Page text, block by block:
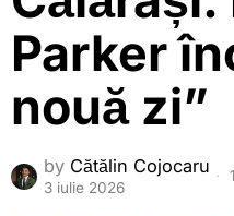
Parker
nouă zi”
by Cătălin Cojocaru
3 iulie 2026